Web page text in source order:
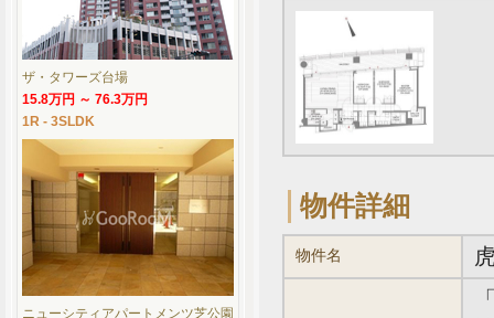
物件詳細
物件名
ザ・タワーズ台場
15.8万円 ～ 76.3万円
1R - 3SLDK
ニューシティアパートメンツ芝公園